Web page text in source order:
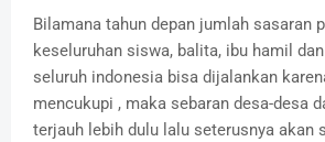
Bilamana tahun depan jumlah sasaran
keseluruhan siswa, balita, ibu hamil
seluruh indonesia bisa dijalankan
mencukupi , maka sebaran desa-desa
terjauh lebih dulu lalu seterusnya akan